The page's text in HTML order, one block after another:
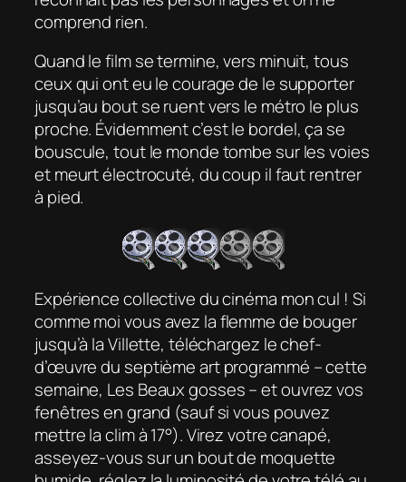
comprend rien.
Quand le film se termine, vers minuit, tous
ceux qui ont eu le courage de le supporter
jusqu’au bout se ruent vers le métro le plus
proche. Évidemment c’est le bordel, ça se
bouscule, tout le monde tombe sur les voies
et meurt électrocuté, du coup il faut rentrer
à pied.
Expérience collective du cinéma mon cul ! Si
comme moi vous avez la flemme de bouger
jusqu’à la Villette, téléchargez le chef-
d’œuvre du septième art programmé – cette
semaine, Les Beaux gosses– et ouvrez vos
fenêtres en grand (sauf si vous pouvez
mettre la clim à 17°). Virez votre canapé,
asseyez-vous sur un bout de moquette